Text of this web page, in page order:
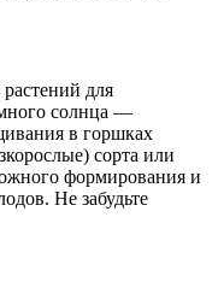
для
солнца —
в горшках
сорта или
формирования и
Не забудьте